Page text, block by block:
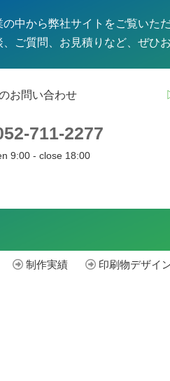
中から弊社サイトをご覧いた
、ご質問、お見積りなど、 ぜひ
お問い合わせ
711-2277
9:00 - close 18:00
制作実績 印刷物デザイ